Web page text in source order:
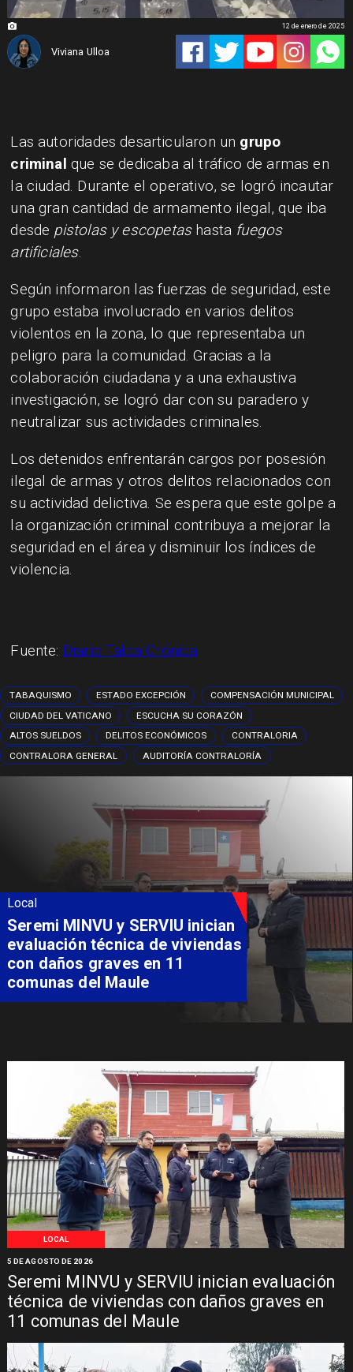
Viviana Ulloa
12 de enero de 2025
Las autoridades desarticularon un grupo
criminal que se dedicaba al tráfico de armas en
la ciudad. Durante el operativo, se logró incautar
una gran cantidad de armamento ilegal, que iba
desde pistolas y escopetashasta fuegos
artificiales.
Según informaron las fuerzas de seguridad, este
grupo estaba involucrado en varios delitos
violentos en la zona, lo que representaba un
peligro para la comunidad. Gracias a la
colaboración ciudadana y a una exhaustiva
investigación, se logró dar con su paradero y
neutralizar sus actividades criminales.
Los detenidos enfrentarán cargos por posesión
ilegal de armas y otros delitos relacionados con
su actividad delictiva. Se espera que este golpe a
la organización criminal contribuya a mejorar la
seguridad en el área y disminuir los índices de
violencia.
Fuente: Diario Talca Crónica
TABAQUISMO ESTADO EXCEPCIÓN
COMPENSACIÓN MUNICIPAL
CIUDAD DEL VATICANO
ESCUCHA SU CORAZÓN
ALTOS SUELDOS
DELITOS ECONÓMICOS
CONTRALORIA
CONTRALORA GENERAL
AUDITORÍA CONTRALORÍA
LOCAL
Seremi MINVU y SERVIU inician evaluación
técnica de viviendas con daños graves en
11 comunas del Maule
5 DE AGOSTO DE 2026
Local
Seremi MINVU y SERVIU inician
evaluación técnica de viviendas
con daños graves en 11
comunas del Maule